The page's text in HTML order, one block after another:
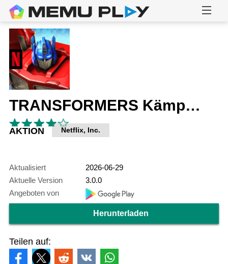
TRANSFORMERS Kämpfer
AKTION Netflix, Inc.
Aktualisiert
2026-06-29
Aktuelle Version
3.0.0
Angeboten von
Herunterladen
Teilen auf: